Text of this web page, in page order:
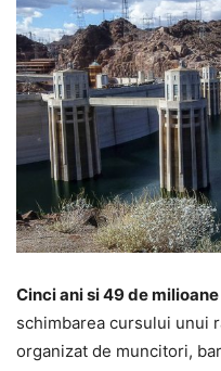
Cinci ani si 49 de
schimbarea cursului unui
organizat de muncitori,